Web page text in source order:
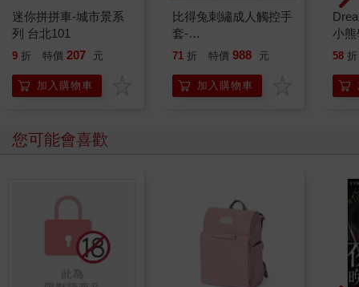
迷你拼拼車-城市景系
列 台北101
9 折 特價 207 元
加入購物車
比得兔刺繡成人觸控手
套-
GL8631/GL8633/GL8634-
71 折 特價 988 元
加入購物車
小
傑
58 折
您可能會喜歡